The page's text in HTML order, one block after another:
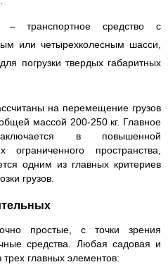
транспортное средство с
или четырехколесным шасси,
погрузки твердых габаритных
на перемещение грузов
массой 200-250 кг. Главное
в повышенной
пространства,
одним из главных критериев
грузов.
простые, с точки зрения
средства. Любая садовая и
трех главных элементов: